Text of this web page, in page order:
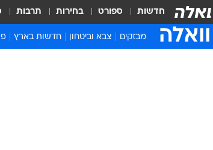
חדשות ספורט בחירות תרבות
וואלה מבזקים צבא וביטחון חדשות בארץ